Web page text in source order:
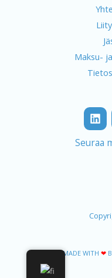
Maksu-
Seuraa
MADE WITH ❤